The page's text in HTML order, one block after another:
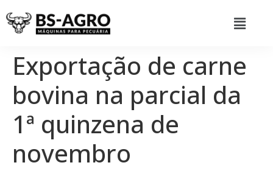
Exportação de carne
bovina na parcial da
1ª quinzena de
novembro